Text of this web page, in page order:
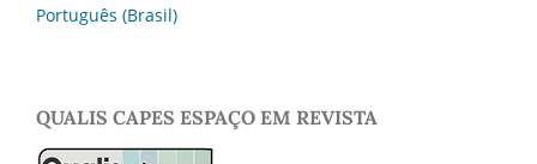
Português (Brasil)
QUALIS CAPES ESPAÇO EM REVISTA